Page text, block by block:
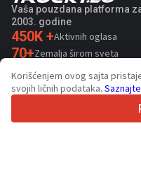
Vaša pouzdana platforma
2003. godine
450K +Aktivnih oglasa
70+Zemalja širom sveta
36Podržanih jezika
4.7/5
Korišćenjem ovog sajta
svojih ličnih podataka.